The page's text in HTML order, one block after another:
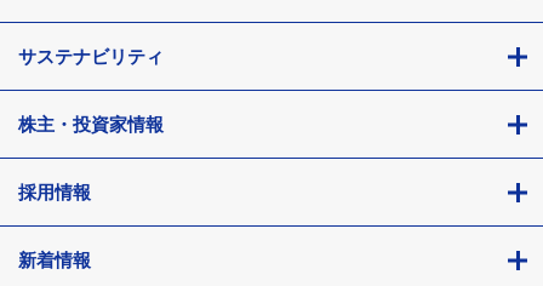
サステナビリティ
株主・投資家情報
採用情報
新着情報